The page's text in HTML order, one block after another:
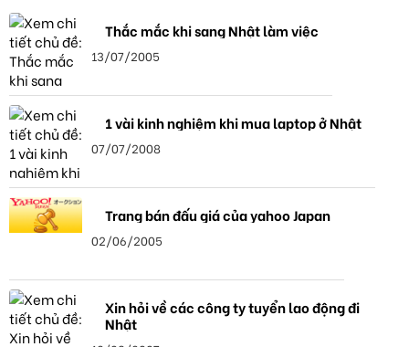
Thắc mắc khi sang Nhật làm việc
13/07/2005
1 vài kinh nghiệm khi mua laptop ở Nhật
07/07/2008
Trang bán đấu giá của yahoo Japan
02/06/2005
Xin hỏi về các công ty tuyển lao động đi
Nhật